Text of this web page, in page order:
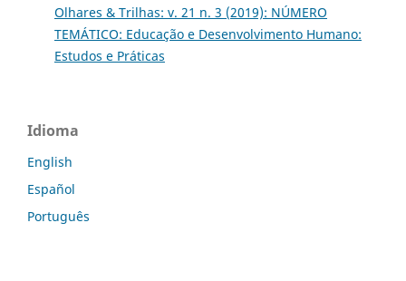
Olhares & Trilhas: v. 21 n. 3 (2019): NÚMERO
TEMÁTICO: Educação e Desenvolvimento Humano:
Estudos e Práticas
Idioma
English
Español
Português